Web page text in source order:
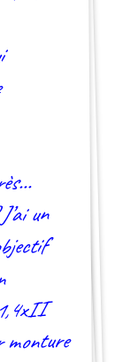
un
monture